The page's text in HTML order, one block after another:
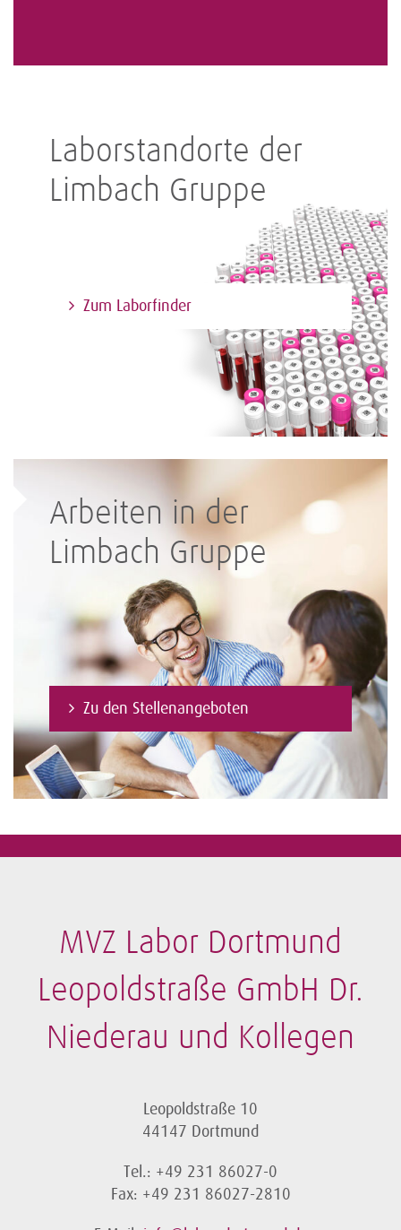
Laborstandorte der
Limbach Gruppe
Zum Laborfinder
Arbeiten in der
Limbach Gruppe
Zu den Stellenangeboten
MVZ Labor Dortmund
Leopoldstraße GmbH Dr.
Niederau und Kollegen
Leopoldstraße 10
44147 Dortmund
Tel.: +49 231 86027-0
Fax: +49 231 86027-2810